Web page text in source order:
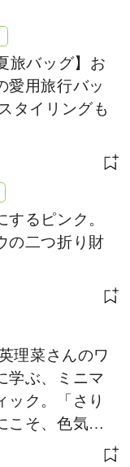
旅バッグ】お
愛用旅行バッ
タイリングも
するピンク。
の二つ折り財
理菜さんのワ
学ぶ、ミニマ
ック。「さり
こそ、色気が